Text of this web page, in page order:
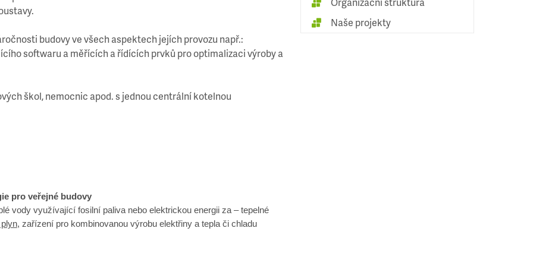
budovy ve všech aspektech jejích provozu např.:
softwaru a měřících a řídících prvků pro optimalizaci výroby a
škol, nemocnic apod. s jednou centrální kotelnou
pro veřejné budovy
vody využívající fosilní paliva nebo elektrickou energii za – tepelné
, zařízení pro kombinovanou výrobu elektřiny a tepla či chladu
Naše projekty